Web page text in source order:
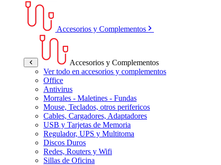
Accesorios y Complementos
Accesorios y Complementos
Ver todo en accesorios y complementos
Office
Antivirus
Morrales - Maletines - Fundas
Mouse, Teclados, otros perifericos
Cables, Cargadores, Adaptadores
USB y Tarjetas de Memoria
Regulador, UPS y Multitoma
Discos Duros
Redes, Routers y Wifi
Sillas de Oficina